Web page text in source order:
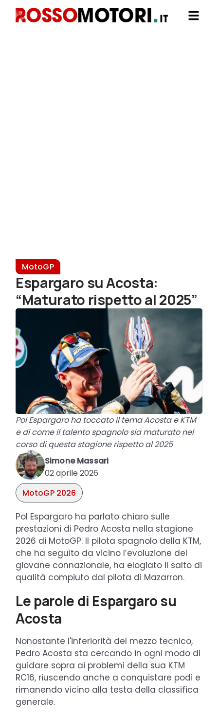
MotoGP
Espargaro su Acosta:
“Maturato rispetto al 2025”
Pol Espargaro ha toccato il tema Acosta e KTM
e di come il talento spagnolo sia maturato nel
corso di questa stagione rispetto al 2025
Simone Massari
02 aprile 2026
MotoGP 2026
Pol Espargaro ha parlato chiaro sulle
prestazioni di Pedro Acosta nella stagione
2026 di MotoGP. Il pilota spagnolo della KTM,
che ha seguito da vicino l’evoluzione del
giovane connazionale, ha elogiato il salto di
qualità compiuto dal pilota di Mazarron.
Le parole di Espargaro su
Acosta
Nonostante l'inferiorità del mezzo tecnico,
Pedro Acosta sta cercando in ogni modo di
guidare sopra ai problemi della sua KTM
RC16, riuscendo anche a conquistare podi e
rimanendo vicino alla testa della classifica
generale.